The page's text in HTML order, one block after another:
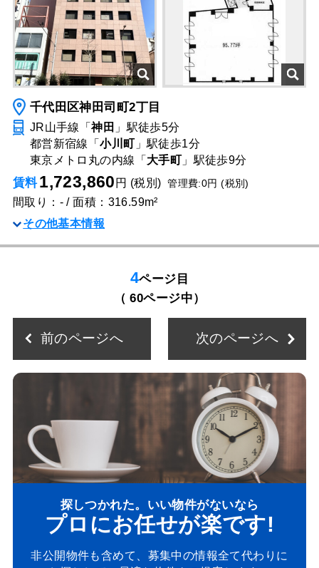
千代田区神田司町2丁目
JR山手線「神田 」駅徒歩5分
都営新宿線「小川町 」駅徒歩1分
東京メトロ丸の内線「 大手町 」駅徒歩9分
賃料1,723,860 円 (税別)管理費:0円 (税別)
間取り：- / 面積：316.59m²
その他基本情報
4ページ目
（ 60ページ中）
前のページへ 次のページへ
探しつかれた。いい物件がないなら
プロにお任せが楽です!
非公開物件も含めて、募集中の情報全て代わりに